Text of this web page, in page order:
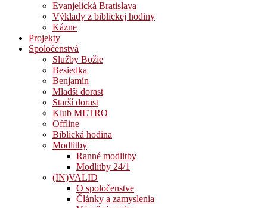
Evanjelická Bratislava
Výklady z biblickej hodiny
Kázne
Projekty
Spoločenstvá
Služby Božie
Besiedka
Benjamín
Mladší dorast
Starší dorast
Klub METRO
Offline
Biblická hodina
Modlitby
Ranné modlitby
Modlitby 24/1
(IN)VALID
O spoločenstve
Články a zamyslenia